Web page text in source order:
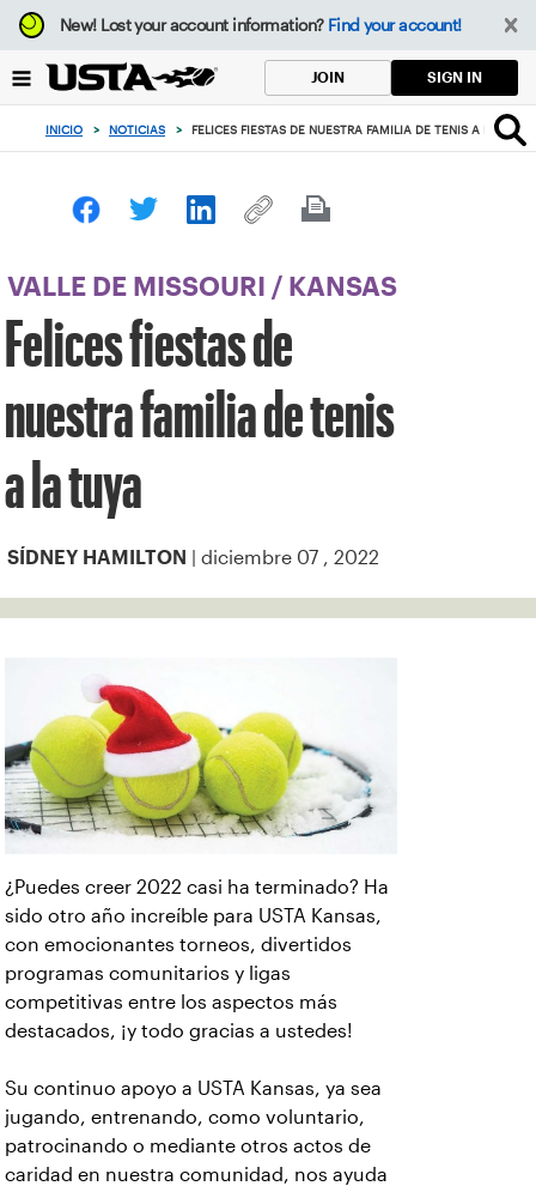
Enfoque
desde
botón
volver
principio
New!Lost your account information? Find your account!
JOIN SIGN IN
INICIO > NOTICIAS > FELICES FIESTAS DE NUESTRA FAMILIA DE TENIS A LA TUYA
VALLE DE MISSOURI / KANSAS
Felices fiestas de
nuestra familia de tenis
a la tuya
SÍDNEY HAMILTON | diciembre 07 , 2022
¿Puedes creer 2022 casi ha terminado? Ha
sido otro año increíble para USTA Kansas,
con emocionantes torneos, divertidos
programas comunitarios y ligas
competitivas entre los aspectos más
destacados, ¡y todo gracias a ustedes!
Su continuo apoyo a USTA Kansas, ya sea
jugando, entrenando, como voluntario,
patrocinando o mediante otros actos de
caridad en nuestra comunidad, nos ayuda